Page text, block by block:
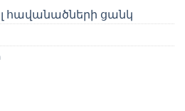
հավանածների ցանկ